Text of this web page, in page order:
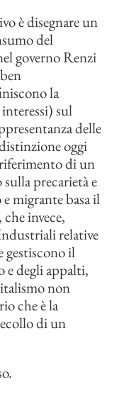
è disegnare un
del
governo Renzi
la
sul
delle
oggi
di un
precarietà e
migrante basa il
invece,
relative
gestiscono il
e degli appalti,
non
che è la
di un